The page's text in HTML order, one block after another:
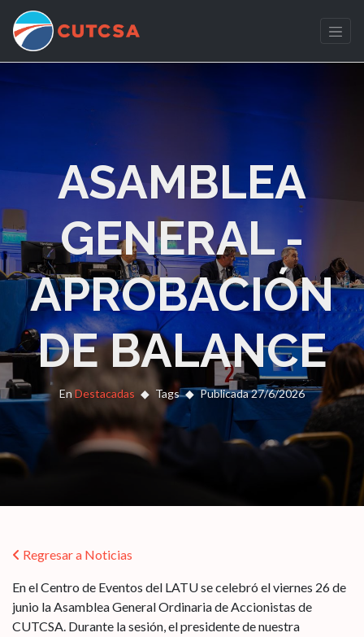
ASAMBLEA
GENERAL -
APROBACIÓN
DE BALANCE
En Destacadas Tags Publicada 27/6/2026
Regresar a Noticias
En el Centro de Eventos del LATU se celebró el viernes 26 de
junio la Asamblea General Ordinaria de Accionistas de
CUTCSA. Durante la sesión, el presidente de nuestra